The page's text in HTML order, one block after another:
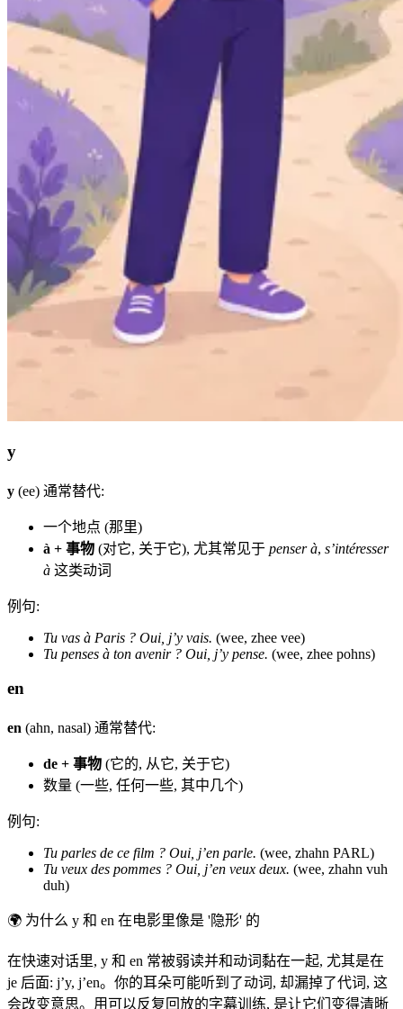
y
y (ee) 通常替代:
一个地点 (那里)
à + 事物 (对它, 关于它), 尤其常见于 penser à, s’intéresser
à 这类动词
例句:
Tu vas à Paris ? Oui, j’y vais. (wee, zhee vee)
Tu penses à ton avenir ? Oui, j’y pense. (wee, zhee pohns)
en
en (ahn, nasal) 通常替代:
de + 事物 (它的, 从它, 关于它)
数量 (一些, 任何一些, 其中几个)
例句:
Tu parles de ce film ? Oui, j’en parle. (wee, zhahn PARL)
Tu veux des pommes ? Oui, j’en veux deux. (wee, zhahn vuh
duh)
🌍 为什么 y 和 en 在电影里像是 '隐形' 的
在快速对话里, y 和 en 常被弱读并和动词黏在一起, 尤其是在
je 后面: j’y, j’en。你的耳朵可能听到了动词, 却漏掉了代词, 这
会改变意思。用可以反复回放的字幕训练, 是让它们变得清晰